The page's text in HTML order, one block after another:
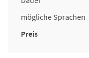
mögliche Sprachen
Preis